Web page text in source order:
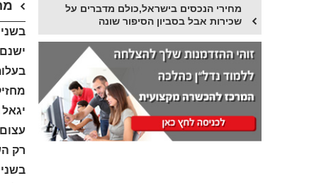
רק
מחירי הנכסים בישראל,כולם מדברים על
שכירות אבל בסביון הסיפור שונה